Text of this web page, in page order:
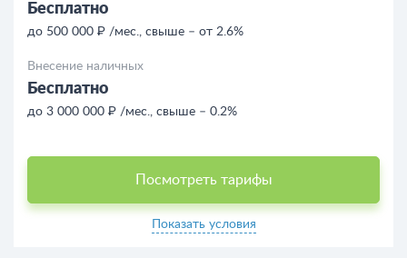
Бесплатно
до 500 000 ₽ /мес., свыше – от 2.6%
Внесение наличных
Бесплатно
до 3 000 000 ₽ /мес., свыше – 0.2%
Посмотреть тарифы
Показать условия